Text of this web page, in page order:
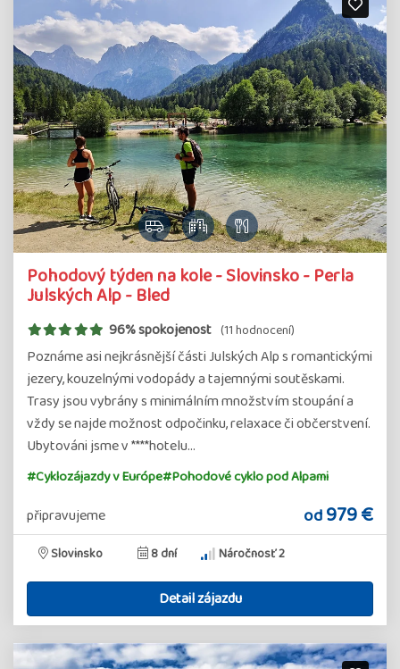
Pohodový týden na kole - Slovinsko - Perla
Julských Alp - Bled
96% spokojenost (11 hodnocení)
Poznáme asi nejkrásnější části Julských Alp s romantickými
jezery, kouzelnými vodopády a tajemnými soutěskami.
Trasy jsou vybrány s minimálním množstvím stoupání a
vždy se najde možnost odpočinku, relaxace či občerstvení.
Ubytováni jsme v ****hotelu…
#Cyklozájazdy v Európe#Pohodové cyklo pod Alpami
připravujeme od979 €
Slovinsko 8 dní Náročnosť 2
Detail zájazdu